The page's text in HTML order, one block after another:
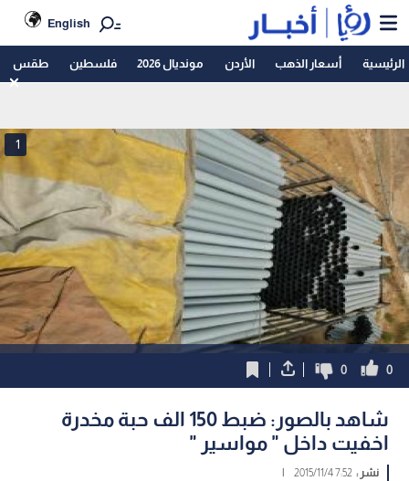
English
الرئيسية أسعار الذهب الأردن مونديال 2026 فلسطين طقس
1
0
0
شاهد بالصور: ضبط 150 الف حبة مخدرة
اخفيت داخل " مواسير "
نشر :7:52 2015/11/4
|